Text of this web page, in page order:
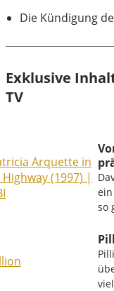
Die Kündigung
Exklusive
TV
so